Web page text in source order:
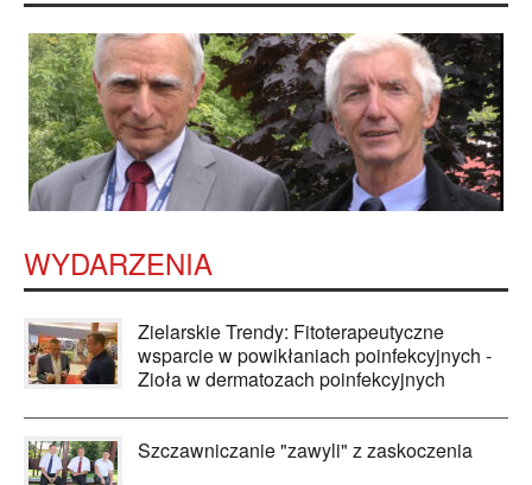
WYDARZENIA
Zielarskie Trendy: Fitoterapeutyczne
wsparcie w powikłaniach poinfekcyjnych -
Zioła w dermatozach poinfekcyjnych
Szczawniczanie "zawyli" z zaskoczenia